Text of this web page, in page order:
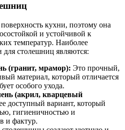
кухни, поэтому она
и устойчивой к
температур. Наиболее
столешниц являются:
(гранит, мрамор): Это прочный,
материал, который отличается
особого ухода.
(акрил, кварцевый
доступный вариант, который
гигиеничностью и
и фактур.